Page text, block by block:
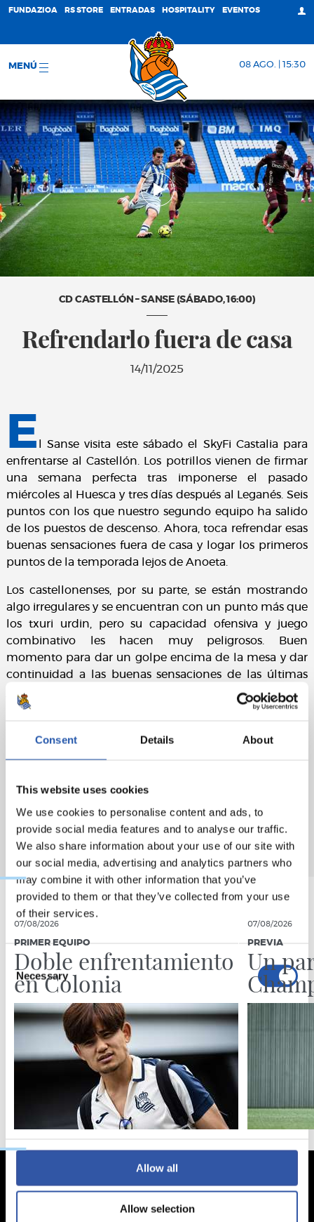
Consent Details About
This website uses cookies
We use cookies to personalise content and ads, to
provide social media features and to analyse our traffic.
We also share information about your use of our site with
our social media, advertising and analytics partners who
may combine it with other information that you’ve
provided to them or that they’ve collected from your use
of their services.
Consent
Selection
Necessary
Preferences
Statistics
Allow all
Allow selection
FUNDAZIOA RS STORE ENTRADAS HOSPITALITY EVENTOS
MENÚ 08 AGO. | 15:30
CD CASTELLÓN – SANSE (SÁBADO, 16:00)
Refrendarlo fuera de casa
14/11/2025
E
l Sanse visita este sábado el SkyFi Castalia para
enfrentarse al Castellón. Los potrillos vienen de firmar
una semana perfecta tras imponerse el pasado
miércoles al Huesca y tres días después al Leganés. Seis
puntos con los que nuestro segundo equipo ha salido
de los puestos de descenso. Ahora, toca refrendar esas
buenas sensaciones fuera de casa y logar los primeros
puntos de la temporada lejos de Anoeta.
Los castellonenses, por su parte, se están mostrando
algo irregulares y se encuentran con un punto más que
los txuri urdin, pero su capacidad ofensiva y juego
combinativo les hacen muy peligrosos. Buen
momento para dar un golpe encima de la mesa y dar
continuidad a las buenas sensaciones de las últimas
jornadas. Aupa Sanse!
07/08/2026
PRIMER EQUIPO
Doble enfrentamiento
en Colonia
07/08/2026
PREVIA
Un